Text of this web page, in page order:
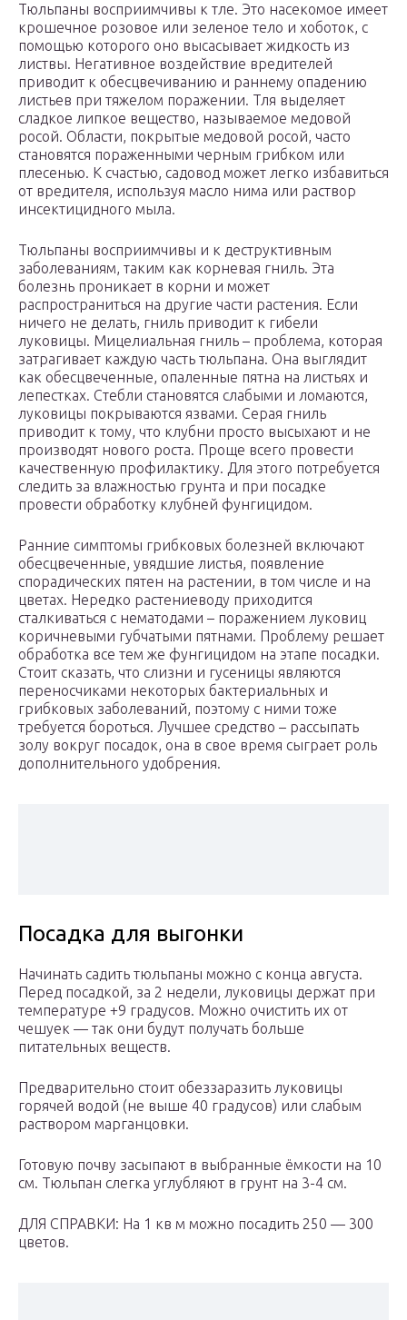
Тюльпаны восприимчивы к тле. Это насекомое имеет
крошечное розовое или зеленое тело и хоботок, с
помощью которого оно высасывает жидкость из
листвы. Негативное воздействие вредителей
приводит к обесцвечиванию и раннему опадению
листьев при тяжелом поражении. Тля выделяет
сладкое липкое вещество, называемое медовой
росой. Области, покрытые медовой росой, часто
становятся пораженными черным грибком или
плесенью. К счастью, садовод может легко избавиться
от вредителя, используя масло нима или раствор
инсектицидного мыла.
Тюльпаны восприимчивы и к деструктивным
заболеваниям, таким как корневая гниль. Эта
болезнь проникает в корни и может
распространиться на другие части растения. Если
ничего не делать, гниль приводит к гибели
луковицы. Мицелиальная гниль – проблема, которая
затрагивает каждую часть тюльпана. Она выглядит
как обесцвеченные, опаленные пятна на листьях и
лепестках. Стебли становятся слабыми и ломаются,
луковицы покрываются язвами. Серая гниль
приводит к тому, что клубни просто высыхают и не
производят нового роста. Проще всего провести
качественную профилактику. Для этого потребуется
следить за влажностью грунта и при посадке
провести обработку клубней фунгицидом.
Ранние симптомы грибковых болезней включают
обесцвеченные, увядшие листья, появление
спорадических пятен на растении, в том числе и на
цветах. Нередко растениеводу приходится
сталкиваться с нематодами – поражением луковиц
коричневыми губчатыми пятнами. Проблему решает
обработка все тем же фунгицидом на этапе посадки.
Стоит сказать, что слизни и гусеницы являются
переносчиками некоторых бактериальных и
грибковых заболеваний, поэтому с ними тоже
требуется бороться. Лучшее средство – рассыпать
золу вокруг посадок, она в свое время сыграет роль
дополнительного удобрения.
Посадка для выгонки
Начинать садить тюльпаны можно с конца августа.
Перед посадкой, за 2 недели, луковицы держат при
температуре +9 градусов. Можно очистить их от
чешуек — так они будут получать больше
питательных веществ.
Предварительно стоит обеззаразить луковицы
горячей водой (не выше 40 градусов) или слабым
раствором марганцовки.
Готовую почву засыпают в выбранные ёмкости на 10
см. Тюльпан слегка углубляют в грунт на 3-4 см.
ДЛЯ СПРАВКИ: На 1 кв м можно посадить 250 — 300
цветов.